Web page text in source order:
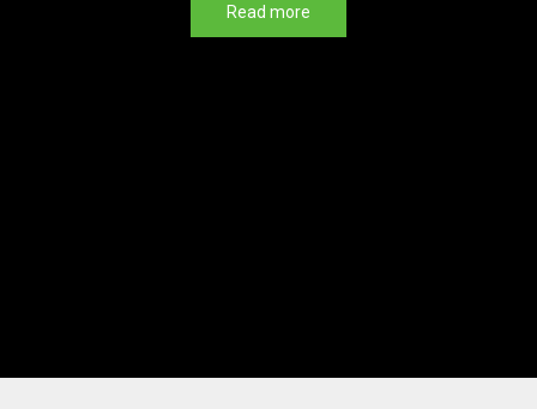
Read more